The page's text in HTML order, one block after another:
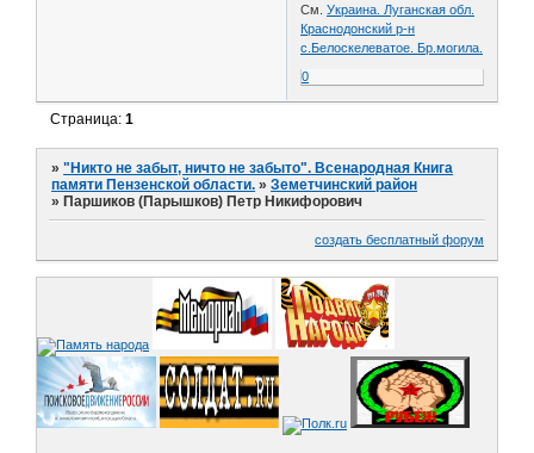
См.Украина. Луганская обл.
Краснодонский р-н
с.Белоскелеватое. Бр.могила.
0
Страница:1
»"Никто не забыт, ничто не забыто". Всенародная Книга
памяти Пензенской области. »Земетчинский район
» Паршиков (Парышков) Петр Никифорович
создать бесплатный форум